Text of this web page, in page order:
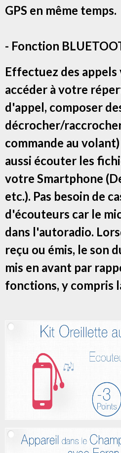
GPS en même temps.
- Fonction
Effectuez des
accéder à votre
d'appel, composer
décrocher/
commande au
aussi écouter les
votre Smartphone
etc.). Pas besoin de
d'écouteurs car le
dans l'autoradio.
reçu ou émis, le son
mis en avant par
fonctions, y compris